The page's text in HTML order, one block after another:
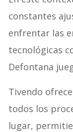
constantes
enfrentar las
tecnológicas
Defontana
Tivendo
todos los
lugar,